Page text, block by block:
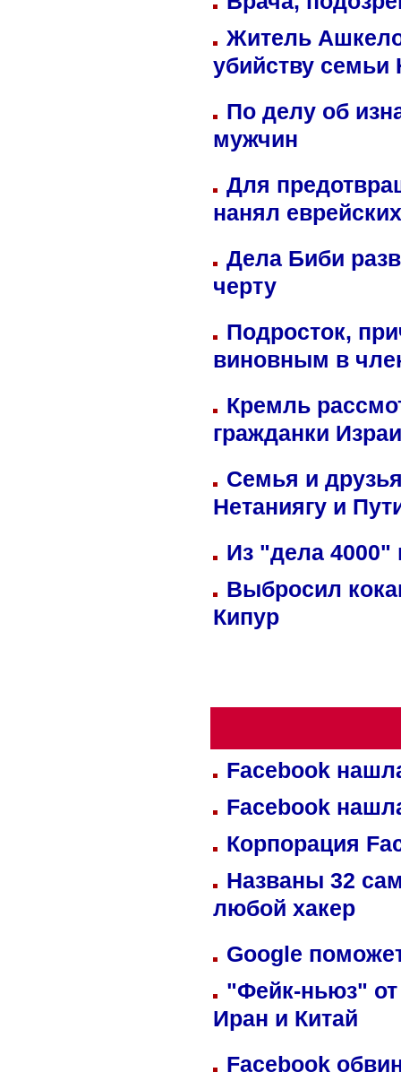
Житель
убийству семьи
По делу об
мужчин
Для
нанял
Дела Биби
черту
Подросток,
виновным в
Кремль
гражданки
Семья и
Нетаниягу и
Из "дела 4000"
Выбросил
Кипур
Facebook
Facebook
Корпорация
Названы 32
любой хакер
Google
"Фейк-ньюз" от
Иран и Китай
Facebook